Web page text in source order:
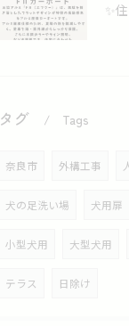
タグ Tags
奈良市 外構工事
犬の足洗い場 犬用扉
小型犬用 大型犬用
テラス 日除け